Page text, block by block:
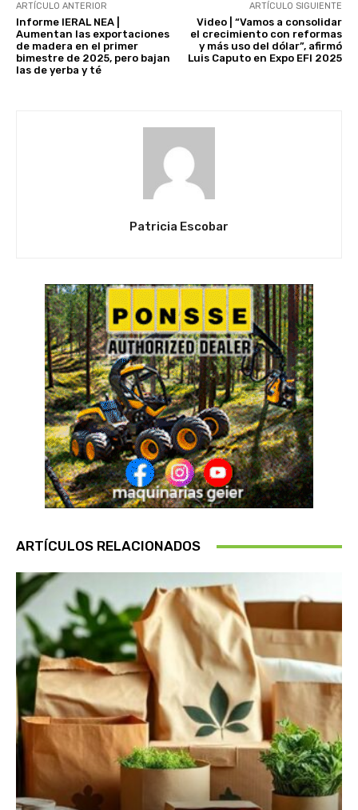
ARTÍCULO ANTERIOR
Informe IERAL NEA |
Aumentan las exportaciones
de madera en el primer
bimestre de 2025, pero bajan
las de yerba y té
ARTÍCULO SIGUIENTE
Video | “Vamos a consolidar
el crecimiento con reformas
y más uso del dólar”, afirmó
Luis Caputo en Expo EFI 2025
Patricia Escobar
ARTÍCULOS RELACIONADOS